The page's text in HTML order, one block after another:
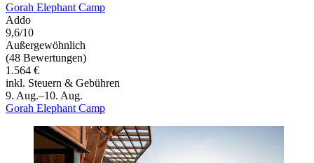
Gorah Elephant Camp
Addo
9,6/10
Außergewöhnlich
(48 Bewertungen)
1.564 €
inkl. Steuern & Gebühren
9. Aug.–10. Aug.
Gorah Elephant Camp